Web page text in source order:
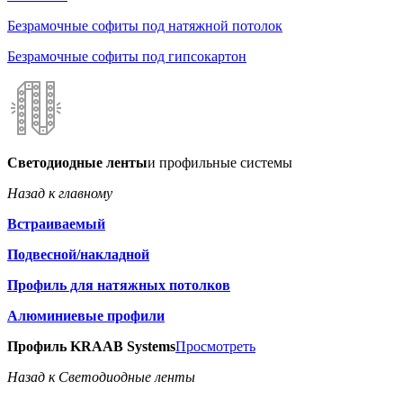
Безрамочные софиты под натяжной потолок
Безрамочные софиты под гипсокартон
Светодиодные лентыи профильные системы
Назад к главному
Встраиваемый
Подвесной/накладной
Профиль для натяжных потолков
Алюминиевые профили
Профиль KRAAB SystemsПросмотреть
Назад к Светодиодные ленты